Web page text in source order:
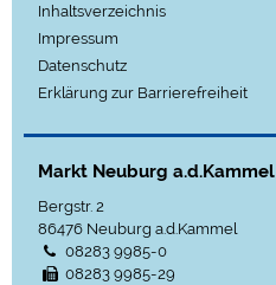
Inhaltsverzeichnis
Impressum
Datenschutz
Erklärung zur Barrierefreiheit
Markt Neuburg a.d.Kammel
Bergstr. 2
86476 Neuburg a.d.Kammel
08283 9985-0
08283 9985-29